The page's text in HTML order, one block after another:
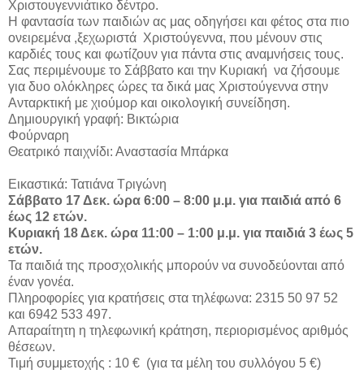
Χριστουγεννιάτικο δέντρο.
Η φαντασία των παιδιών ας μας οδηγήσει και φέτος στα πιο
ονειρεμένα ,ξεχωριστά Χριστούγεννα, που μένουν στις
καρδιές τους και φωτίζουν για πάντα στις αναμνήσεις τους.
Σας περιμένουμε το Σάββατο και την Κυριακή να ζήσουμε
για δυο ολόκληρες ώρες τα δικά μας Χριστούγεννα στην
Ανταρκτική με χιούμορ και οικολογική συνείδηση.
Δημιουργική γραφή: Βικτώρια
Φούρναρη
Θεατρικό παιχνίδι: Αναστασία Μπάρκα
Εικαστικά: Τατιάνα Τριγώνη
Σάββατο 17 Δεκ. ώρα 6:00 – 8:00 μ.μ. για παιδιά από 6
έως 12 ετών.
Κυριακή 18 Δεκ. ώρα 11:00 – 1:00 μ.μ. για παιδιά 3 έως 5
ετών.
Τα παιδιά της προσχολικής μπορούν να συνοδεύονται από
έναν γονέα.
Πληροφορίες για κρατήσεις στα τηλέφωνα: 2315 50 97 52
και 6942 533 497.
Απαραίτητη η τηλεφωνική κράτηση, περιορισμένος αριθμός
θέσεων.
Τιμή συμμετοχής : 10 € (για τα μέλη του συλλόγου 5 €)